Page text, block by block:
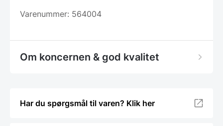
Varenummer: 564004
Om koncernen & god kvalitet
Har du spørgsmål til varen? Klik her